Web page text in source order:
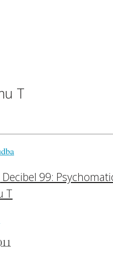
T
99:
T